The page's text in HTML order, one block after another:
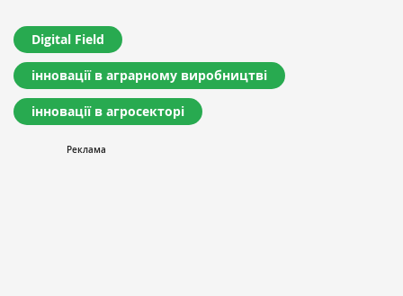
Digital Field
інновації в аграрному виробництві
інновації в агросекторі